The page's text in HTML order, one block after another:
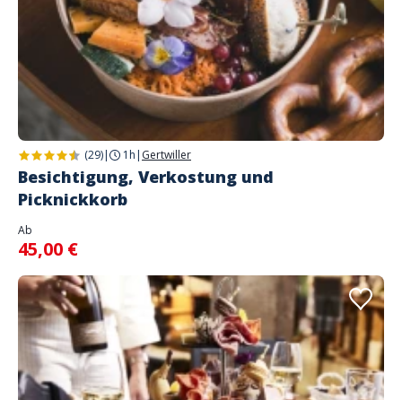
(29)| 1h | Gertwiller
Besichtigung, Verkostung und
Picknickkorb
Ab
45,00 €